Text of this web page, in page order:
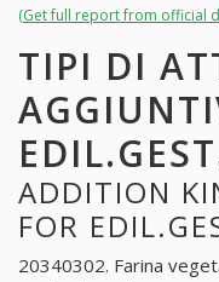
(Get full report from official
TIPI DI
ADDITION
FOR
20340302. Farina